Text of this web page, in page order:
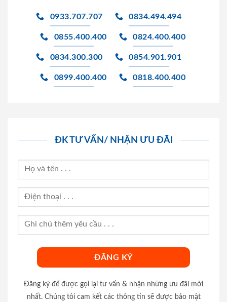
0933.707.707 0834.494.494
0855.400.400 0824.400.400
0834.300.300 0854.901.901
0899.400.400 0818.400.400
ĐK TƯ VẤN/ NHẬN ƯU ĐÃI
Đăng ký để được gọi lại tư vấn & nhận những ưu đãi mới
nhất. Chúng tôi cam kết các thông tin sẽ được bảo mật